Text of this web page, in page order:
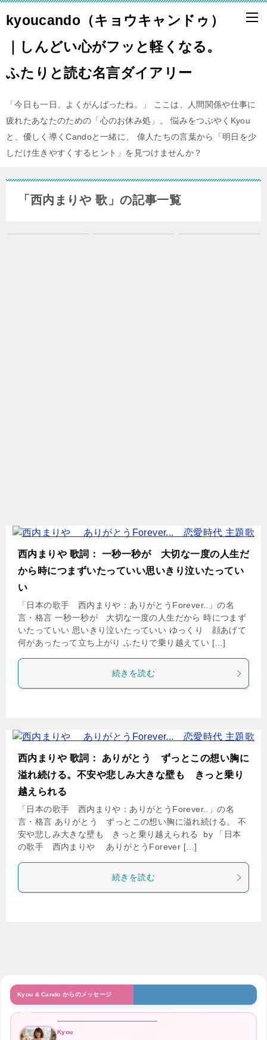
kyoucando（キョウキャンドゥ）
｜しんどい心がフッと軽くなる。
ふたりと読む名言ダイアリー
「今日も一日、よくがんばったね。」 ここは、人間関係や仕事に
疲れたあなたのための「心のお休み処」。 悩みをつぶやくKyou
と、優しく導くCandoと一緒に、 偉人たちの言葉から「明日を少
しだけ生きやすくするヒント」を見つけませんか？
「西内まりや 歌」の記事一覧
西内まりや 歌詞： 一秒一秒が 大切な一度の人生だ
から時につまずいたっていい思いきり泣いたってい
い
「日本の歌手 西内まりや：ありがとうForever..」の名
言・格言 一秒一秒が 大切な一度の人生だから 時につまず
いたっていい 思いきり泣いたっていい ゆっくり 顔あげて
何があったって立ち上がり ふたりで乗り越えてい […]
続きを読む
西内まりや 歌詞： ありがとう ずっとこの想い胸に
溢れ続ける。不安や悲しみ大きな壁も きっと乗り
越えられる
「日本の歌手 西内まりや：ありがとうForever..」の名
言・格言 ありがとう ずっとこの想い胸に溢れ続ける。 不
安や悲しみ大きな壁も きっと乗り越えられる by 「日本
の歌手 西内まりや ありがとうForever […]
続きを読む
Kyou & Cando からのメッセージ
Kyou